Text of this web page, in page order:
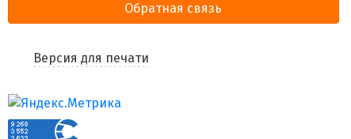
Обратная связь
Версия для печати